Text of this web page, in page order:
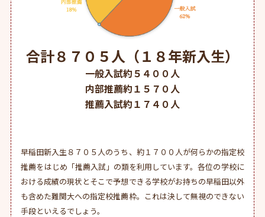
合計８７０５人（１８年新入生）
一般入試約５４００人
内部推薦約１５７０人
推薦入試約１７４０人
早稲田新入生８７０５人のうち、約１７００人が何らかの指定校
推薦をはじめ「推薦入試」の類を利用しています。各位の学校に
おける成績の現状とそこで予想できる学校がお持ちの早稲田以外
も含めた難関大への指定校推薦枠。これは決して無視のできない
手段といえるでしょう。